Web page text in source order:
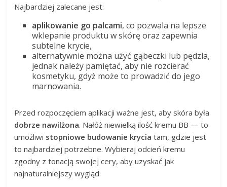
Najbardziej zalecane jest:
aplikowanie go palcami, co pozwala na lepsze
wklepanie produktu w skórę oraz zapewnia
subtelne krycie,
alternatywnie można użyć gąbeczki lub pędzla,
jednak należy pamiętać, aby nie rozcierać
kosmetyku, gdyż może to prowadzić do jego
marnowania.
Przed rozpoczęciem aplikacji ważne jest, aby skóra była
dobrze nawilżona. Nałóż niewielką ilość kremu BB — to
umożliwi stopniowe budowanie krycia tam, gdzie jest
to najbardziej potrzebne. Wybieraj odcień kremu
zgodny z tonacją swojej cery, aby uzyskać jak
najnaturalniejszy wygląd.